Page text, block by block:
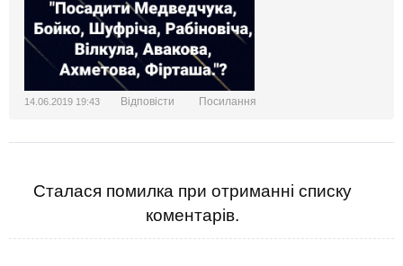
14.06.2019 19:43 Відповісти Посилання
Сталася помилка при отриманні списку
коментарів.